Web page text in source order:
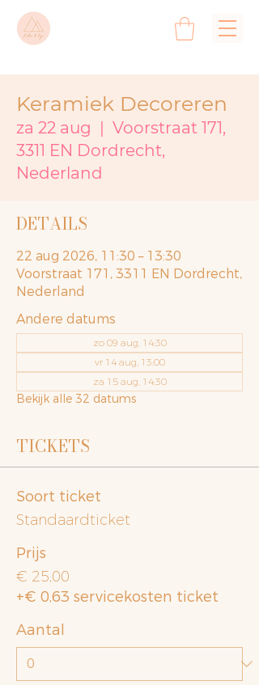
Keramiek Decoreren
za 22 aug
  |
Voorstraat 171,
3311 EN Dordrecht,
Nederland
DETAILS
22 aug 2026, 11:30 – 13:30
Voorstraat 171, 3311 EN Dordrecht,
Nederland
Andere datums
zo 09 aug, 14:30
vr 14 aug, 13:00
za 15 aug, 14:30
Bekijk alle 32 datums
TICKETS
Soort ticket
Standaardticket
Prijs
€ 25,00
+€ 0,63 servicekosten ticket
Aantal